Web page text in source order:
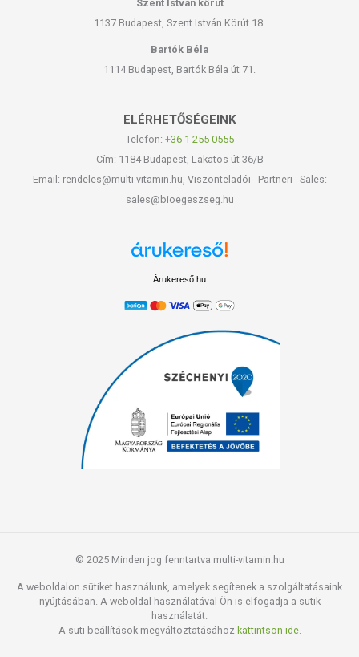
Szent István körút
1137 Budapest, Szent István Körút 18.
Bartók Béla
1114 Budapest, Bartók Béla út 71.
ELÉRHETŐSÉGEINK
Telefon: +36-1-255-0555
Cím: 1184 Budapest, Lakatos út 36/B
Email: rendeles@multi-vitamin.hu, Viszonteladói - Partneri - Sales:
sales@bioegeszseg.hu
Árukereső.hu
© 2025 Minden jog fenntartva multi-vitamin.hu
A weboldalon sütiket használunk, amelyek segítenek a szolgáltatásaink
nyújtásában. A weboldal használatával Ön is elfogadja a sütik
használatát.
A süti beállítások megváltoztatásához kattintson ide.